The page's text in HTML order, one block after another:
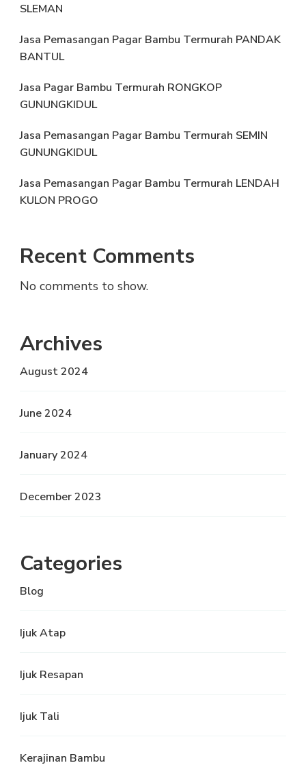
SLEMAN
Jasa Pemasangan Pagar Bambu Termurah PANDAK
BANTUL
Jasa Pagar Bambu Termurah RONGKOP
GUNUNGKIDUL
Jasa Pemasangan Pagar Bambu Termurah SEMIN
GUNUNGKIDUL
Jasa Pemasangan Pagar Bambu Termurah LENDAH
KULON PROGO
Recent Comments
No comments to show.
Archives
August 2024
June 2024
January 2024
December 2023
Categories
Blog
Ijuk Atap
Ijuk Resapan
Ijuk Tali
Kerajinan Bambu